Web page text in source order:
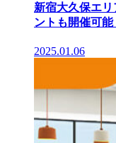
新宿大久保エ
ントも開催可能
2025.01.06